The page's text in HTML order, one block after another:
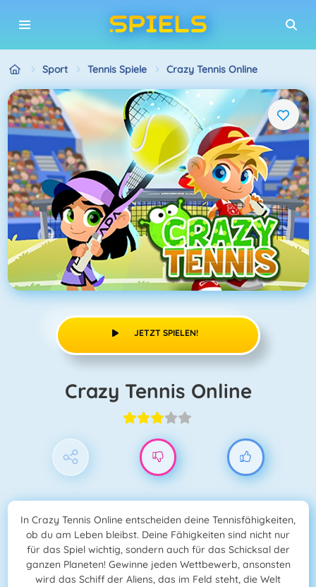
Sport Tennis Spiele Crazy Tennis Online
JETZT SPIELEN!
Crazy Tennis Online
In Crazy Tennis Online entscheiden deine Tennisfähigkeiten,
ob du am Leben bleibst. Deine Fähigkeiten sind nicht nur
für das Spiel wichtig, sondern auch für das Schicksal der
ganzen Planeten! Gewinne jeden Wettbewerb, ansonsten
wird das Schiff der Aliens, das im Feld steht, die Welt